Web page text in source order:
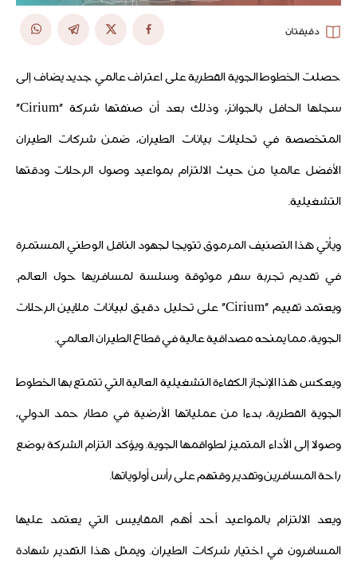
دقيقتان
حصلت الخطوط الجوية القطرية على اعتراف عالمي جديد يضاف إلى
سجلها الحافل بالجوائز، وذلك بعد أن صنفتها شركة "Cirium"
المتخصصة في تحليلات بيانات الطيران، ضمن شركات الطيران
الأفضل عالميا من حيث الالتزام بمواعيد وصول الرحلات ودقتها
التشغيلية.
ويأتي هذا التصنيف المرموق تتويجا لجهود الناقل الوطني المستمرة
في تقديم تجربة سفر موثوقة وسلسة لمسافريها حول العالم.
ويعتمد تقييم "Cirium" على تحليل دقيق لبيانات ملايين الرحلات
الجوية، مما يمنحه مصداقية عالية في قطاع الطيران العالمي.
ويعكس هذا الإنجاز الكفاءة التشغيلية العالية التي تتمتع بها الخطوط
الجوية القطرية، بدءا من عملياتها الأرضية في مطار حمد الدولي،
وصولا إلى الأداء المتميز لطواقمها الجوية. ويؤكد التزام الشركة بوضع
راحة المسافرين وتقدير وقتهم على رأس أولوياتها.
ويعد الالتزام بالمواعيد أحد أهم المقاييس التي يعتمد عليها
المسافرون في اختيار شركات الطيران. ويمثل هذا التقدير شهادة